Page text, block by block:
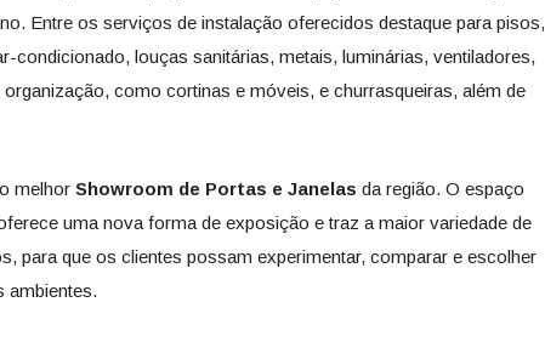
Entre os serviços de instalação oferecidos destaque para pisos,
condicionado, louças sanitárias, metais, luminárias, ventiladores,
como cortinas e móveis, e churrasqueiras, além de
melhor Showroom de Portas e Janelas da região. O espaço
uma nova forma de exposição e traz a maior variedade de
para que os clientes possam experimentar, comparar e escolher
ambientes.